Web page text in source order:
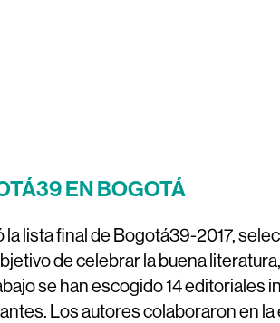
EN BOGOTÁ
la lista final de Bogotá39-2017,
de celebrar la buena
se han escogido 14
Los autores colaboraron en